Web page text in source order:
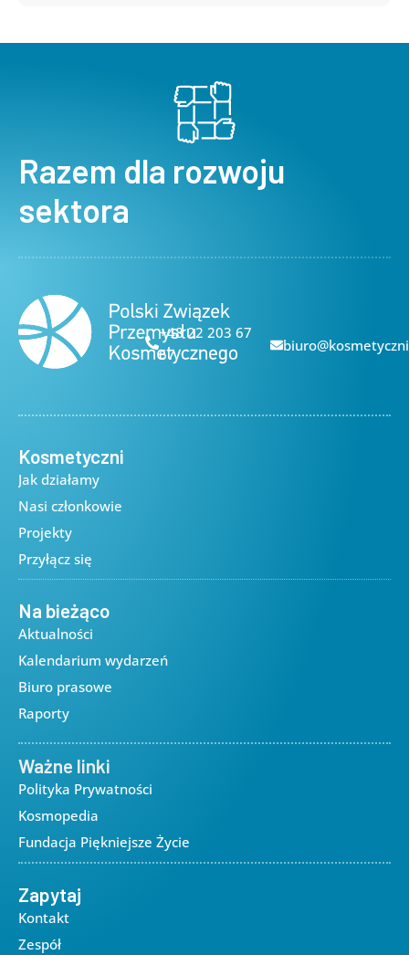
Razem dla rozwoju
sektora
+48 22 203 67
67
Kosmetyczni
Jak działamy
Nasi członkowie
Projekty
Przyłącz się
Na bieżąco
Aktualności
Kalendarium wydarzeń
Biuro prasowe
Raporty
Ważne linki
Polityka Prywatności
Kosmopedia
Fundacja Piękniejsze Życie
Zapytaj
Kontakt
Zespół